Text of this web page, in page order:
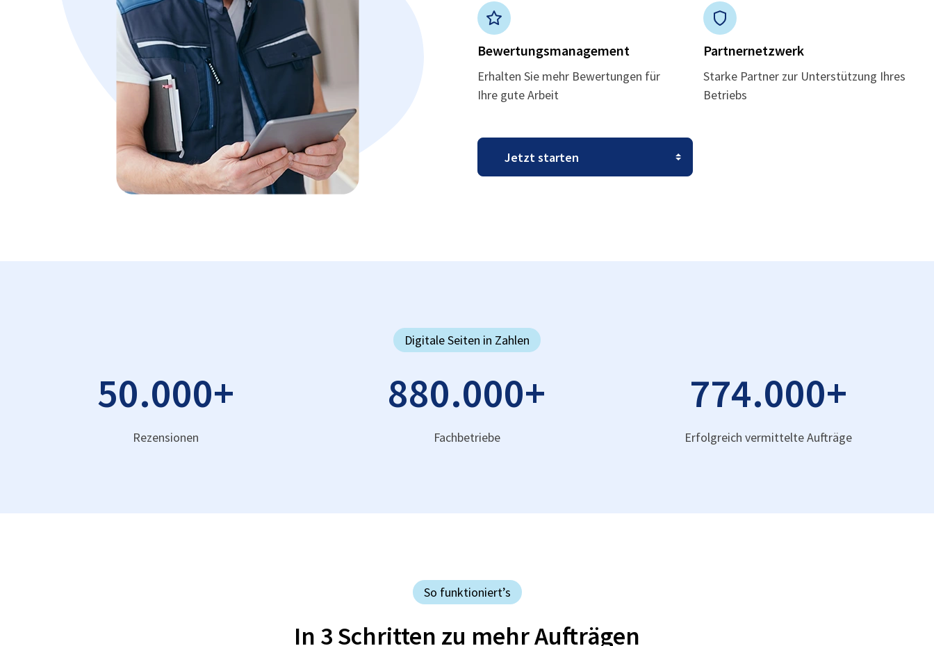
Bewertungsmanagement
Erhalten Sie mehr Bewertungen für
Ihre gute Arbeit
Partnernetzwerk
Starke Partner zur Unterstützung Ihres
Betriebs
Digitale Seiten in Zahlen
50.000+
Rezensionen
880.000+
Fachbetriebe
774.000+
Erfolgreich vermittelte Aufträge
So funktioniert’s
In 3 Schritten zu mehr Aufträgen